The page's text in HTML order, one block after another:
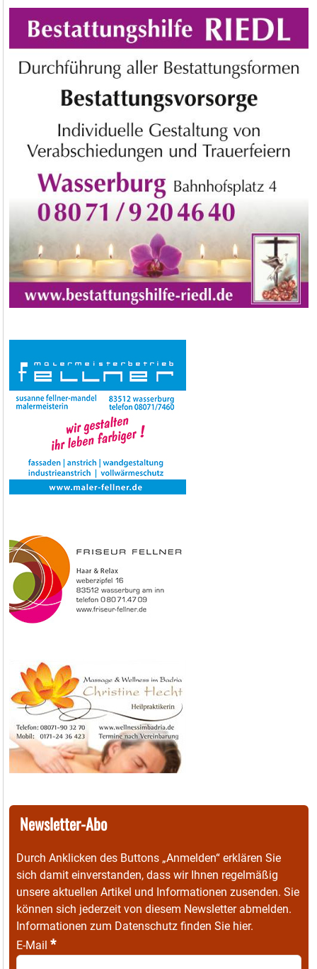
Newsletter-Abo
Durch Anklicken des Buttons „Anmelden“ erklären Sie
sich damit einverstanden, dass wir Ihnen regelmäßig
unsere aktuellen Artikel und Informationen zusenden. Sie
können sich jederzeit von diesem Newsletter abmelden.
Informationen zum Datenschutz finden Sie hier.
E-Mail *